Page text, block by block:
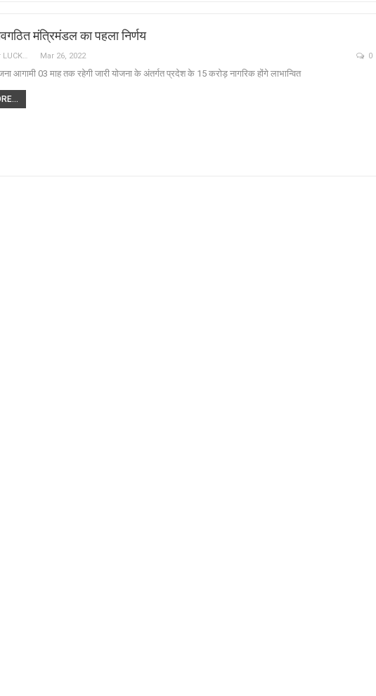
मंत्रिमंडल का पहला निर्णय
Sajjad Baqar LUCKNOW Mar 26, 2022 0
आगामी 03 माह तक रहेगी जारी योजना के अंतर्गत प्रदेश के 15 करोड़ नागरिक होंगे लाभान्वित